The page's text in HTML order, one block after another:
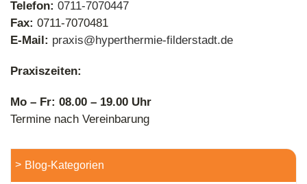
Telefon: 0711-7070447
Fax: 0711-7070481
E-Mail: praxis@hyperthermie-filderstadt.de
Praxiszeiten:
Mo – Fr: 08.00 – 19.00 Uhr
Termine nach Vereinbarung
Blog-Kategorien